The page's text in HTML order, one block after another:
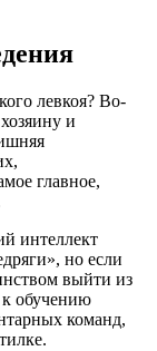
левкоя? Во-
и
главное,
интеллект
но если
выйти из
обучению
команд,